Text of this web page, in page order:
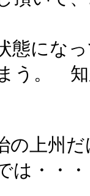
にな
う。
上州
は・・